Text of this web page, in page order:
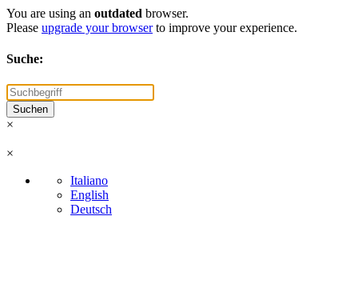
You are using an outdated browser.
Please upgrade your browserto improve your experience.
Suche:
×
×
Italiano
English
Deutsch